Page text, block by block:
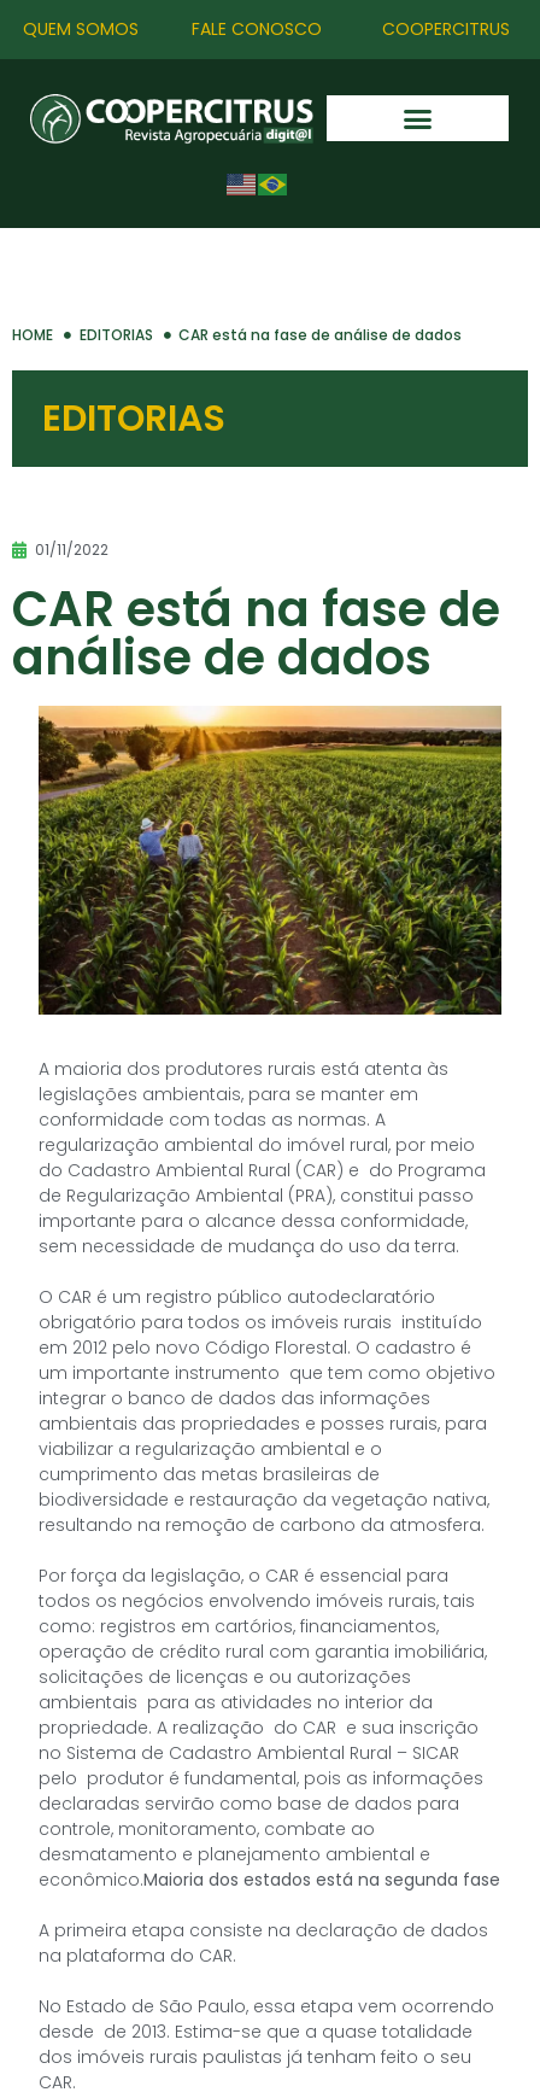
QUEM SOMOS FALE CONOSCO COOPERCITRUS
HOME EDITORIAS CAR está na fase de análise de dados
EDITORIAS
01/11/2022
CAR está na fase de
análise de dados
A maioria dos produtores rurais está atenta às
legislações ambientais, para se manter em
conformidade com todas as normas. A
regularização ambiental do imóvel rural, por meio
do Cadastro Ambiental Rural (CAR) e do Programa
de Regularização Ambiental (PRA), constitui passo
importante para o alcance dessa conformidade,
sem necessidade de mudança do uso da terra.
O CAR é um registro público autodeclaratório
obrigatório para todos os imóveis rurais instituído
em 2012 pelo novo Código Florestal. O cadastro é
um importante instrumento que tem como objetivo
integrar o banco de dados das informações
ambientais das propriedades e posses rurais, para
viabilizar a regularização ambiental e o
cumprimento das metas brasileiras de
biodiversidade e restauração da vegetação nativa,
resultando na remoção de carbono da atmosfera.
Por força da legislação, o CAR é essencial para
todos os negócios envolvendo imóveis rurais, tais
como: registros em cartórios, financiamentos,
operação de crédito rural com garantia imobiliária,
solicitações de licenças e ou autorizações
ambientais para as atividades no interior da
propriedade. A realização do CAR e sua inscrição
no Sistema de Cadastro Ambiental Rural – SICAR
pelo produtor é fundamental, pois as informações
declaradas servirão como base de dados para
controle, monitoramento, combate ao
desmatamento e planejamento ambiental e
econômico.Maioria dos estados está na segunda fase
A primeira etapa consiste na declaração de dados
na plataforma do CAR.
No Estado de São Paulo, essa etapa vem ocorrendo
desde de 2013. Estima-se que a quase totalidade
dos imóveis rurais paulistas já tenham feito o seu
CAR.